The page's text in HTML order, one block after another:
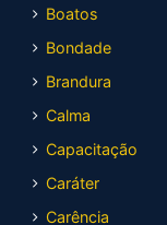
Boatos
Bondade
Brandura
Calma
Capacitação
Caráter
Carência